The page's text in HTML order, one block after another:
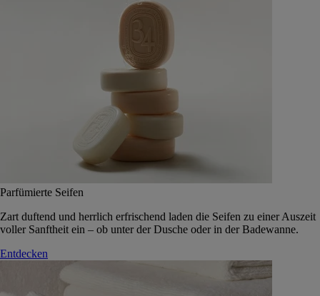
Parfümierte Seifen
Zart duftend und herrlich erfrischend laden die Seifen zu einer Auszeit
voller Sanftheit ein – ob unter der Dusche oder in der Badewanne.
Entdecken